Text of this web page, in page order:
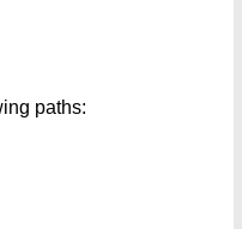
paths: